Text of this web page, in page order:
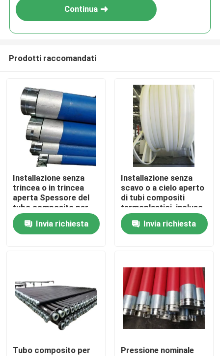
Casa
Prodotti
Mostra VR
Continua
Prodotti raccomandati
Installazione senza
trincea o in trincea
aperta Spessore del
tubo composito per
miniere 85 mm Colore
nero Durabile e per
l'industria mineraria
Invia richiesta
Installazione senza
scavo o a cielo aperto
di tubi compositi
termoplastici, incluso
il servizio di
stampaggio, adatto
per soluzioni di
Invia richiesta
Tubo composito per
Pressione nominale